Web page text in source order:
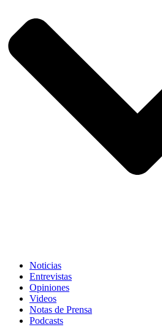
Noticias
Entrevistas
Opiniones
Videos
Notas de Prensa
Podcasts